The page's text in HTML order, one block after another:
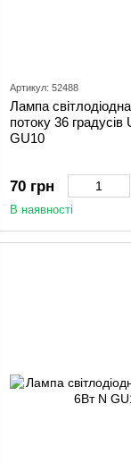
Артикул: 52488
Лампа
потоку 36
GU10
70 грн
В наявності